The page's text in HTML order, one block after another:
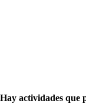
Hay actividades que